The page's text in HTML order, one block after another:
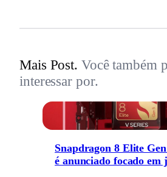
Mais Post. Você também
interessar por.
Snapdragon 8 Elite
é anunciado focado em